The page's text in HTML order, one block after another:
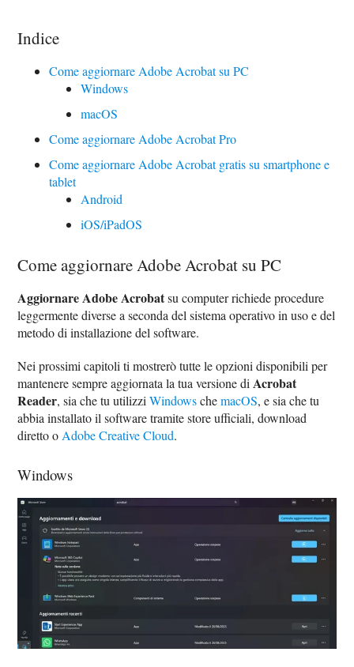
Indice
Come aggiornare Adobe Acrobat su PC
Windows
macOS
Come aggiornare Adobe Acrobat Pro
Come aggiornare Adobe Acrobat gratis su smartphone e
tablet
Android
iOS/iPadOS
Come aggiornare Adobe Acrobat su PC
Aggiornare Adobe Acrobatsu computer richiede procedure
leggermente diverse a seconda del sistema operativo in uso e del
metodo di installazione del software.
Nei prossimi capitoli ti mostrerò tutte le opzioni disponibili per
mantenere sempre aggiornata la tua versione di Acrobat
Reader, sia che tu utilizziWindowschemacOS, e sia che tu
abbia installato il software tramite store ufficiali, download
diretto o Adobe Creative Cloud.
Windows